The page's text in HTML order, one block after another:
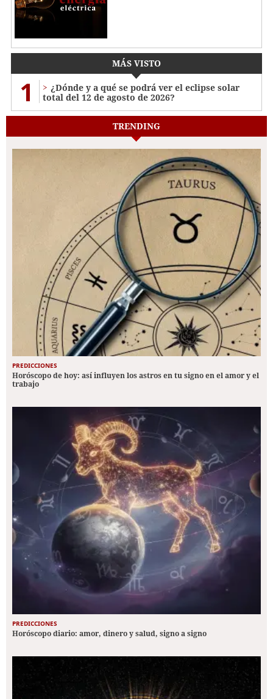
MÁS VISTO
1
¿Dónde y a qué se podrá ver el eclipse solar
total del 12 de agosto de 2026?
TRENDING
PREDICCIONES
Horóscopo de hoy: así influyen los astros en tu signo en el amor y el
trabajo
PREDICCIONES
Horóscopo diario: amor, dinero y salud, signo a signo